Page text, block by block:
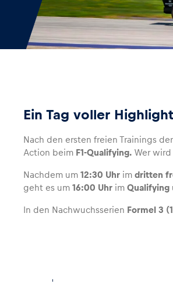
Ein Tag voller
Nach den ersten freien Trainings
Action beim F1-Qualifying. Wer
Nachdem um12:30 Uhr imdritten
geht es um16:00 Uhr imQualifying
In den Nachwuchsserien Formel 3